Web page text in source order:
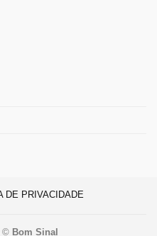
DE PRIVACIDADE
© Bom Sinal